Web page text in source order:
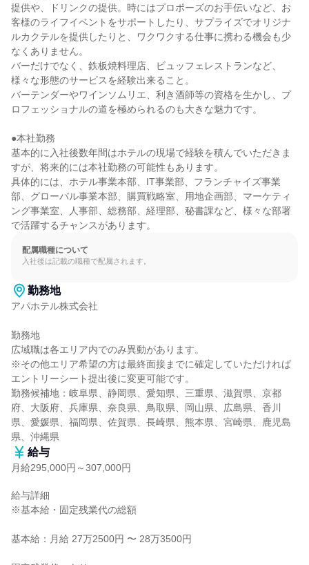
提供や、ドリンクの提供。時にはプロポーズのお手伝いなど、お
客様のライフイベントをサポートしたり、サプライズでオリジナ
ルカクテルを提供したりと、ワクワクする仕事に携わる機会も少
なくありません。
バーだけでなく、鉄板焼料理店、ビュッフェレストランなど、
様々な形態のサービスを経験出来ること。
バーテンダーやワインソムリエ、利き酒師等の資格を生かし、プ
ロフェッショナルの道を極められるのも大きな魅力です。
●本社勤務
基本的に入社後数年間はホテルの現場で経験を積んでいただきま
すが、将来的には本社勤務の可能性もあります。
具体的には、ホテル事業本部、IT事業部、フランチャイズ事業
部、グローバル事業本部、購買戦略室、用地企画部、マーケティ
ング事業室、人事部、総務部、経理部、秘書課など、様々な部署
で活躍するチャンスがあります。
配属職種について
入社後は記載の職種で配属されます。
勤務地
アパホテル株式会社
勤務地
広域職は各エリア内でのみ異動があります。
※その他エリア希望の方は最終面接までに確定していただければ
エントリーシート提出後に変更可能です。
勤務候補地：岐阜県、静岡県、愛知県、三重県、滋賀県、京都
府、大阪府、兵庫県、奈良県、鳥取県、岡山県、広島県、香川
県、愛媛県、福岡県、佐賀県、長崎県、熊本県、宮崎県、鹿児島
県、沖縄県
給与
月給295,000円～307,000円
給与詳細
※基本給・固定残業代の総額
基本給：月給 27万2500円 〜 28万3500円